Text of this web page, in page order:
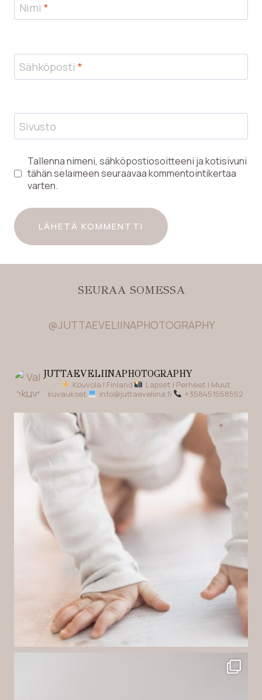
Nimi *
Sähköposti *
Sivusto
Tallenna nimeni, sähköpostiosoitteeni ja kotisivuni
tähän selaimeen seuraavaa kommentointikertaa
varten.
SEURAA SOMESSA
@JUTTAEVELIINAPHOTOGRAPHY
JUTTAEVELIINAPHOTOGRAPHY
Kouvola | Finland
Lapset | Perheet | Muut
kuvaukset
info@juttaeveliina.fi +358451558552